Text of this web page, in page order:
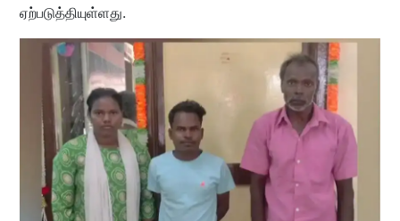
ஏற்படுத்தியுள்ளது.